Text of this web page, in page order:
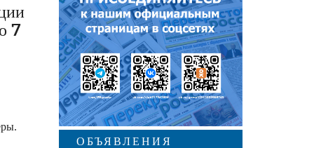
7
ОБЪЯВЛЕНИЯ